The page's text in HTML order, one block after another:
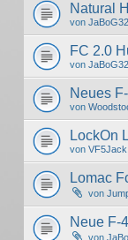
Natural
von
FC 2.0
von
Neues
von
LockOn
von VF5Jack
Lomac
von
Neue F-
von